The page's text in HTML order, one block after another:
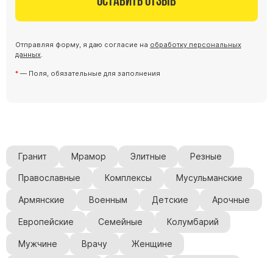
Отправляя форму, я даю согласие на обработку персональных
данных.
— Поля, обязательные для заполнения
Гранит Мрамор Элитные Резные
Православные Комплексы Мусульманские
Армянские Военным Детские Арочные
Европейские Семейные Колумбарий
Мужчине Врачу Женщине